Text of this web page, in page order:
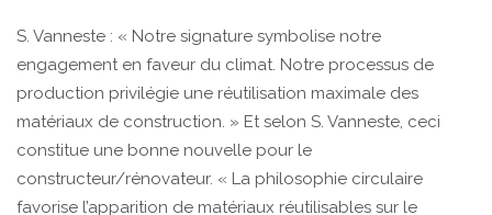
S. Vanneste : « Notre signature symbolise notre
engagement en faveur du climat. Notre processus de
production privilégie une réutilisation maximale des
matériaux de construction. » Et selon S. Vanneste, ceci
constitue une bonne nouvelle pour le
constructeur/rénovateur. « La philosophie circulaire
favorise l’apparition de matériaux réutilisables sur le